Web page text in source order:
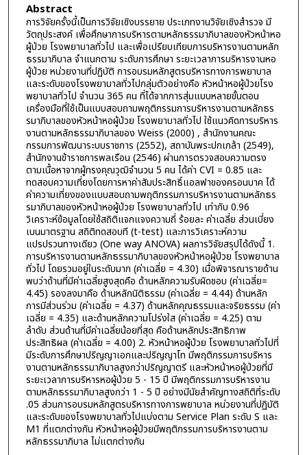
Abstract
การวิจัยครั้งนี้เป็นการวิจัยเชิงบรรยาย ประเภทงานวิจัยเชิงสำรวจ มี
วัตถุประสงค์ เพื่อศึกษาการบริหารตามหลักธรรมาภิบาลของหัวหน้าหอ
ผู้ป่วย โรงพยาบาลทั่วไป และเพื่อเปรียบเทียบการบริหารงานตามหลัก
ธรรมาภิบาล จำแนกตาม ระดับการศึกษา ระยะเวลาการบริหารงานหอ
ผู้ป่วย หน่วยงานที่ปฏิบัติ การอบรมหลักสูตรบริหารทางการพยาบาล
และระดับของโรงพยาบาลทั่วไปกลุ่มตัวอย่างคือ หัวหน้าหอผู้ป่วยโรง
พยาบาลทั่วไป จำนวน 365 คน ที่ได้จากการสุ่มแบบหลายขั้นตอน
เครื่องมือที่ใช้เป็นแบบสอบถามพฤติกรรมการบริหารงานตามหลักธร
รมาภิบาลของหัวหน้าหอผู้ป่วย โรงพยาบาลทั่วไป ใช้แนวคิดการบริหาร
งานตามหลักธรรมาภิบาลของ Weiss (2000) , สำนักงานคณะ
กรรมการพัฒนาระบบราชการ (2552), สถาบันพระปกเกล้า (2549),
สำนักงานข้าราชการพลเรือน (2546) ผ่านการตรวจสอบความตรง
ตามเนื้อหาจากผู้ทรงคุณวุฒิจำนวน 5 คน ได้ค่า CVI = 0.85 และ
ทดสอบความเที่ยงโดยการหาค่าสัมประสิทธิ์แอลฟาของครอนบาค ได้
ค่าความเที่ยงของแบบสอบถามพฤติกรรมการบริหารงานตามหลักธร
รมาภิบาลของหัวหน้าหอผู้ป่วย โรงพยาบาลทั่วไป เท่ากับ 0.96
วิเคราะห์ข้อมูลโดยใช้สถิติแจกแจงความถี่ ร้อยละ ค่าเฉลี่ย ส่วนเบี่ยง
เบนมาตรฐาน สถิติทดสอบที (t-test) และการวิเคราะห์ความ
แปรปรวนทางเดียว (One way ANOVA) ผลการวิจัยสรุปได้ดังนี้ 1.
การบริหารงานตามหลักธรรมาภิบาลของหัวหน้าหอผู้ป่วย โรงพยาบาล
ทั่วไป โดยรวมอยู่ในระดับมาก (ค่าเฉลี่ย = 4.30) เมื่อพิจารณารายด้าน
พบว่าด้านที่มีค่าเฉลี่ยสูงสุดคือ ด้านหลักความรับผิดชอบ (ค่าเฉลี่ย=
4.45) รองลงมาคือ ด้านหลักนิติธรรม (ค่าเฉลี่ย = 4.44) ด้านหลัก
การมีส่วนร่วม (ค่าเฉลี่ย = 4.37) ด้านหลักคุณธรรมและจริยธรรม (ค่า
เฉลี่ย = 4.35) และด้านหลักความโปร่งใส (ค่าเฉลี่ย = 4.25) ตาม
ลำดับ ส่วนด้านที่มีค่าเฉลี่ยน้อยที่สุด คือด้านหลักประสิทธิภาพ
ประสิทธิผล (ค่าเฉลี่ย = 4.00) 2. หัวหน้าหอผู้ป่วย โรงพยาบาลทั่วไปที่
มีระดับการศึกษาปริญญาเอกและปริญญาโท มีพฤติกรรมการบริหาร
งานตามหลักธรรมาภิบาลสูงกว่าปริญญาตรี และหัวหน้าหอผู้ป่วยที่มี
ระยะเวลาการบริหารหอผู้ป่วย 5 - 15 ปี มีพฤติกรรมการบริหารงาน
ตามหลักธรรมาภิบาลสูงกว่า 1 - 5 ปี อย่างมีนัยสำคัญทางสถิติที่ระดับ
.05 ส่วนการอบรมหลักสูตรบริหารทางการพยาบาล หน่วยงานที่ปฏิบัติ
และระดับของโรงพยาบาลทั่วไปแบ่งตาม Service Plan ระดับ S และ
M1 ที่แตกต่างกัน หัวหน้าหอผู้ป่วยมีพฤติกรรมการบริหารงานตาม
หลักธรรมาภิบาล ไม่แตกต่างกัน